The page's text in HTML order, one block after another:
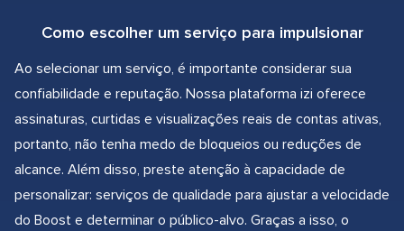
Como escolher um serviço para impulsionar
Ao selecionar um serviço, é importante considerar sua
confiabilidade e reputação. Nossa plataforma izi oferece
assinaturas, curtidas e visualizações reais de contas ativas,
portanto, não tenha medo de bloqueios ou reduções de
alcance. Além disso, preste atenção à capacidade de
personalizar: serviços de qualidade para ajustar a velocidade
do Boost e determinar o público-alvo. Graças a isso, o